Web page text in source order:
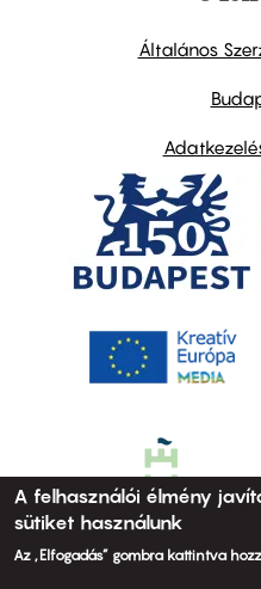
Általános
A felhasználói élmény
sütiket használunk
Az „Elfogadás” gombra kattintva